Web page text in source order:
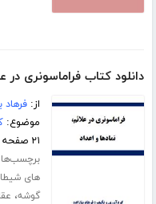
دانلود کتاب فراماسونری در
از:فرهاد
موضوع:
۲۱ صفحه
های
گوشه،